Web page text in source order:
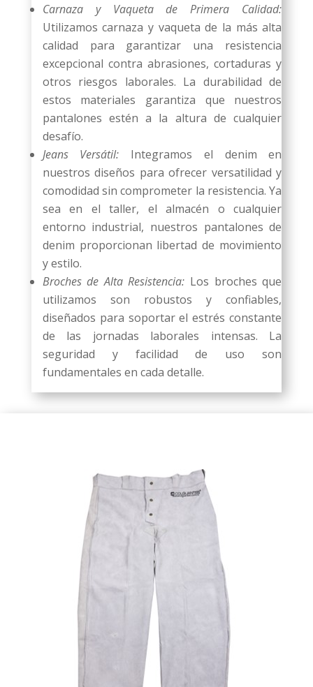
Carnaza y Vaqueta de Primera Calidad:
Utilizamos carnaza y vaqueta de la más alta
calidad para garantizar una resistencia
excepcional contra abrasiones, cortaduras y
otros riesgos laborales. La durabilidad de
estos materiales garantiza que nuestros
pantalones estén a la altura de cualquier
desafío.
Jeans Versátil: Integramos el denim en
nuestros diseños para ofrecer versatilidad y
comodidad sin comprometer la resistencia. Ya
sea en el taller, el almacén o cualquier
entorno industrial, nuestros pantalones de
denim proporcionan libertad de movimiento
y estilo.
Broches de Alta Resistencia: Los broches que
utilizamos son robustos y confiables,
diseñados para soportar el estrés constante
de las jornadas laborales intensas. La
seguridad y facilidad de uso son
fundamentales en cada detalle.